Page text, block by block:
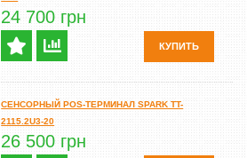
24 700 грн
КУПИТЬ
СЕНСОРНЫЙ POS-ТЕРМИНАЛ SPARK TT-
2115.2U3-20
26 500 грн